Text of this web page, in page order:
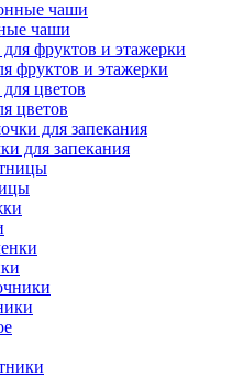
чаши
фруктов и этажерки
цветов
для запекания